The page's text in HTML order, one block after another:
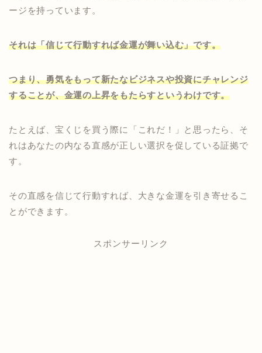
ージを持っています。
それは「信じて行動すれば金運が舞い込む」です。
つまり、勇気をもって新たなビジネスや投資にチャレンジ
することが、金運の上昇をもたらすというわけです。
たとえば、宝くじを買う際に「これだ！」と思ったら、そ
れはあなたの内なる直感が正しい選択を促している証拠で
す。
その直感を信じて行動すれば、大きな金運を引き寄せるこ
とができます。
スポンサーリンク